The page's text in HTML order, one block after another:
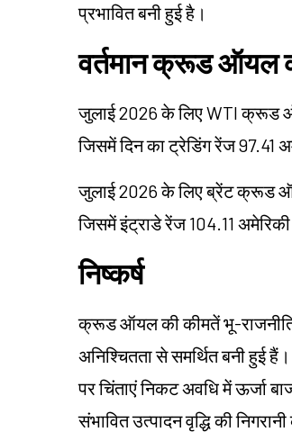
प्रभावित बनी हुई है।
वर्तमान क्रूड ऑयल
जुलाई 2026 के लिए WTI क्रूड
जिसमें दिन का ट्रेडिंग रेंज 97.41
जुलाई 2026 के लिए ब्रेंट क्रूड
जिसमें इंट्राडे रेंज 104.11
निष्कर्ष
क्रूड ऑयल की कीमतें भू-
अनिश्चितता से समर्थित बनी हुई
पर चिंताएं निकट अवधि में ऊर्जा
संभावित उत्पादन वृद्धि की